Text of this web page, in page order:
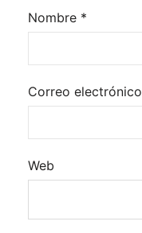
Nombre *
Correo electrónico
Web